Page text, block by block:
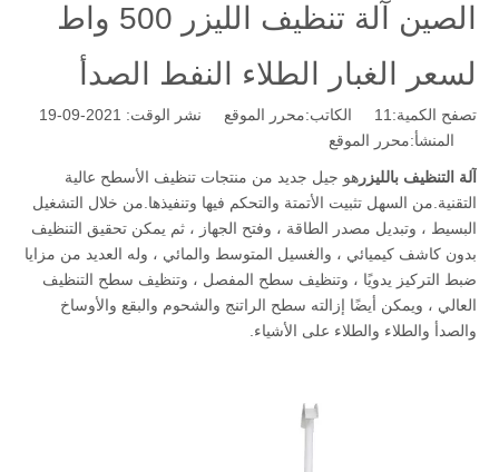
الصين آلة تنظيف الليزر 500 واط
لسعر الغبار الطلاء النفط الصدأ
تصفح الكمية: 11
الكاتب:محرر الموقع نشر الوقت: 2021-09-19
المنشأ:محرر الموقع
آلة التنظيف بالليزر هو جيل جديد من منتجات تنظيف الأسطح عالية
التقنية.من السهل تثبيت الأتمتة والتحكم فيها وتنفيذها.من خلال التشغيل
البسيط ، وتبديل مصدر الطاقة ، وفتح الجهاز ، ثم يمكن تحقيق التنظيف
بدون كاشف كيميائي ، والغسيل المتوسط ​​والمائي ، وله العديد من مزايا
ضبط التركيز يدويًا ، وتنظيف سطح المفصل ، وتنظيف سطح التنظيف
العالي ، ويمكن أيضًا إزالته سطح الراتنج والشحوم والبقع والأوساخ
والصدأ والطلاء والطلاء على الأشياء.